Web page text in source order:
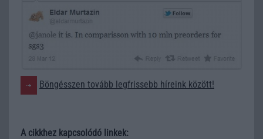
Böngésszen tovább legfrissebb híreink között!
A cikkhez kapcsolódó linkek: